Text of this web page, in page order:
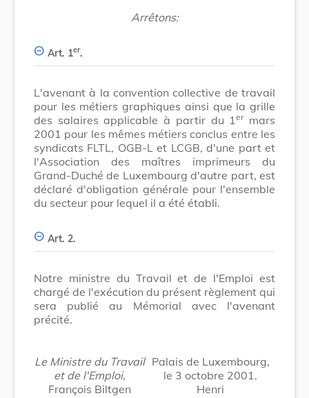
Arrêtons:
Art. 1er.
L'avenant à la convention collective de travail
pour les métiers graphiques ainsi que la grille
des salaires applicable à partir du 1ermars
2001 pour les mêmes métiers conclus entre les
syndicats FLTL, OGB-L et LCGB, d'une part et
l'Association des maîtres imprimeurs du
Grand-Duché de Luxembourg d'autre part, est
déclaré d'obligation générale pour l'ensemble
du secteur pour lequel il a été établi.
Art. 2.
Notre ministre du Travail et de l'Emploi est
chargé de l'exécution du présent règlement qui
sera publié au Mémorial avec l'avenant
précité.
Le Ministre du Travail
et de l'Emploi,
François Biltgen
Palais de Luxembourg,
le 3 octobre 2001.
Henri